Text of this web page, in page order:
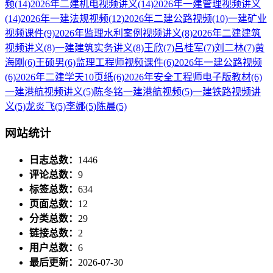
频(14)2026年二建机电视频讲义(14)2026年一建管理视频讲义
(14)2026年一建法规视频(12)2026年二建公路视频(10)一建矿业
视频课件(9)2026年监理水利案例视频讲义(8)2026年二建建筑
视频讲义(8)一建建筑实务讲义(8)王欣(7)吕桂军(7)刘二林(7)黄
海刚 (6)王硕男(6)监理工程师视频课件(6)2026年一建公路视频
(6)2026年二建学天10页纸(6)2026年安全工程师电子版教材(6)
一建港航视频讲义(5)陈冬铭一建港航视频(5)一建铁路视频讲
义(5)龙炎飞(5)李娜(5)陈晨(5)
网站统计
日志总数： 1446
评论总数： 9
标签总数： 634
页面总数： 12
分类总数： 29
链接总数： 2
用户总数： 6
最后更新： 2026-07-30